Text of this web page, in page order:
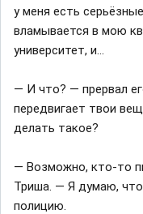
у меня есть
вламывается в мою
университет, и...
— И что? — прервал
передвигает твои
делать такое?
— Возможно, кто-то
Триша. — Я думаю, что
полицию.